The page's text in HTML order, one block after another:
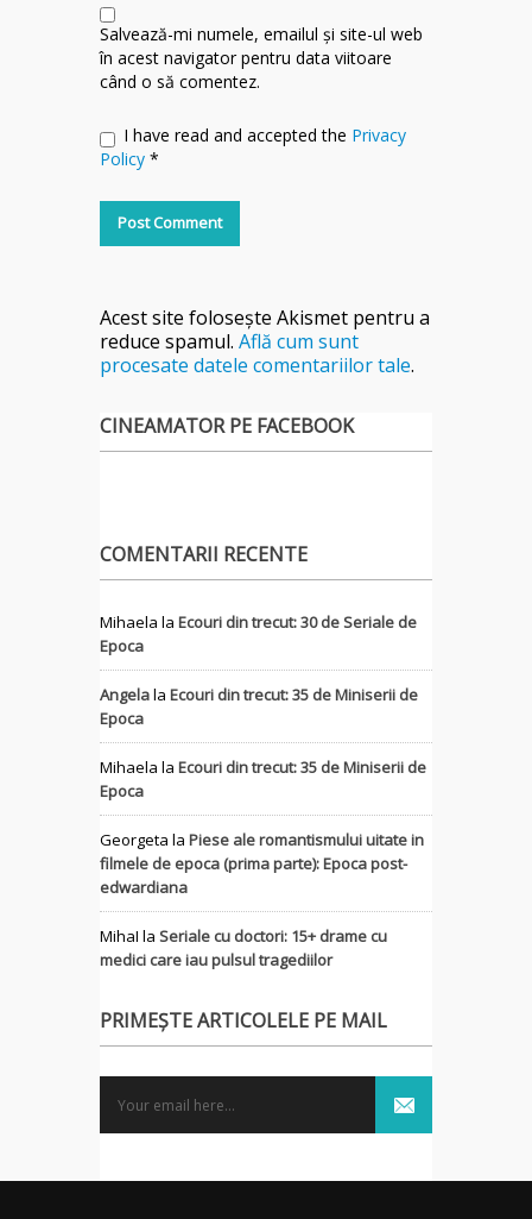
Salvează-mi numele, emailul și site-ul web
în acest navigator pentru data viitoare
când o să comentez.
I have read and accepted the Privacy
Policy *
Acest site folosește Akismet pentru a
reduce spamul. Află cum sunt
procesate datele comentariilor tale.
CINEAMATOR PE FACEBOOK
COMENTARII RECENTE
Mihaela la Ecouri din trecut: 30 de Seriale de
Epoca
Angelala Ecouri din trecut: 35 de Miniserii de
Epoca
Mihaela la Ecouri din trecut: 35 de Miniserii de
Epoca
Georgeta la Piese ale romantismului uitate in
filmele de epoca (prima parte): Epoca post-
edwardiana
MihaI la Seriale cu doctori: 15+ drame cu
medici care iau pulsul tragediilor
PRIMEȘTE ARTICOLELE PE MAIL